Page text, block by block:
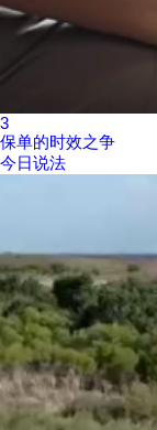
3
保单的时效之争
今日说法